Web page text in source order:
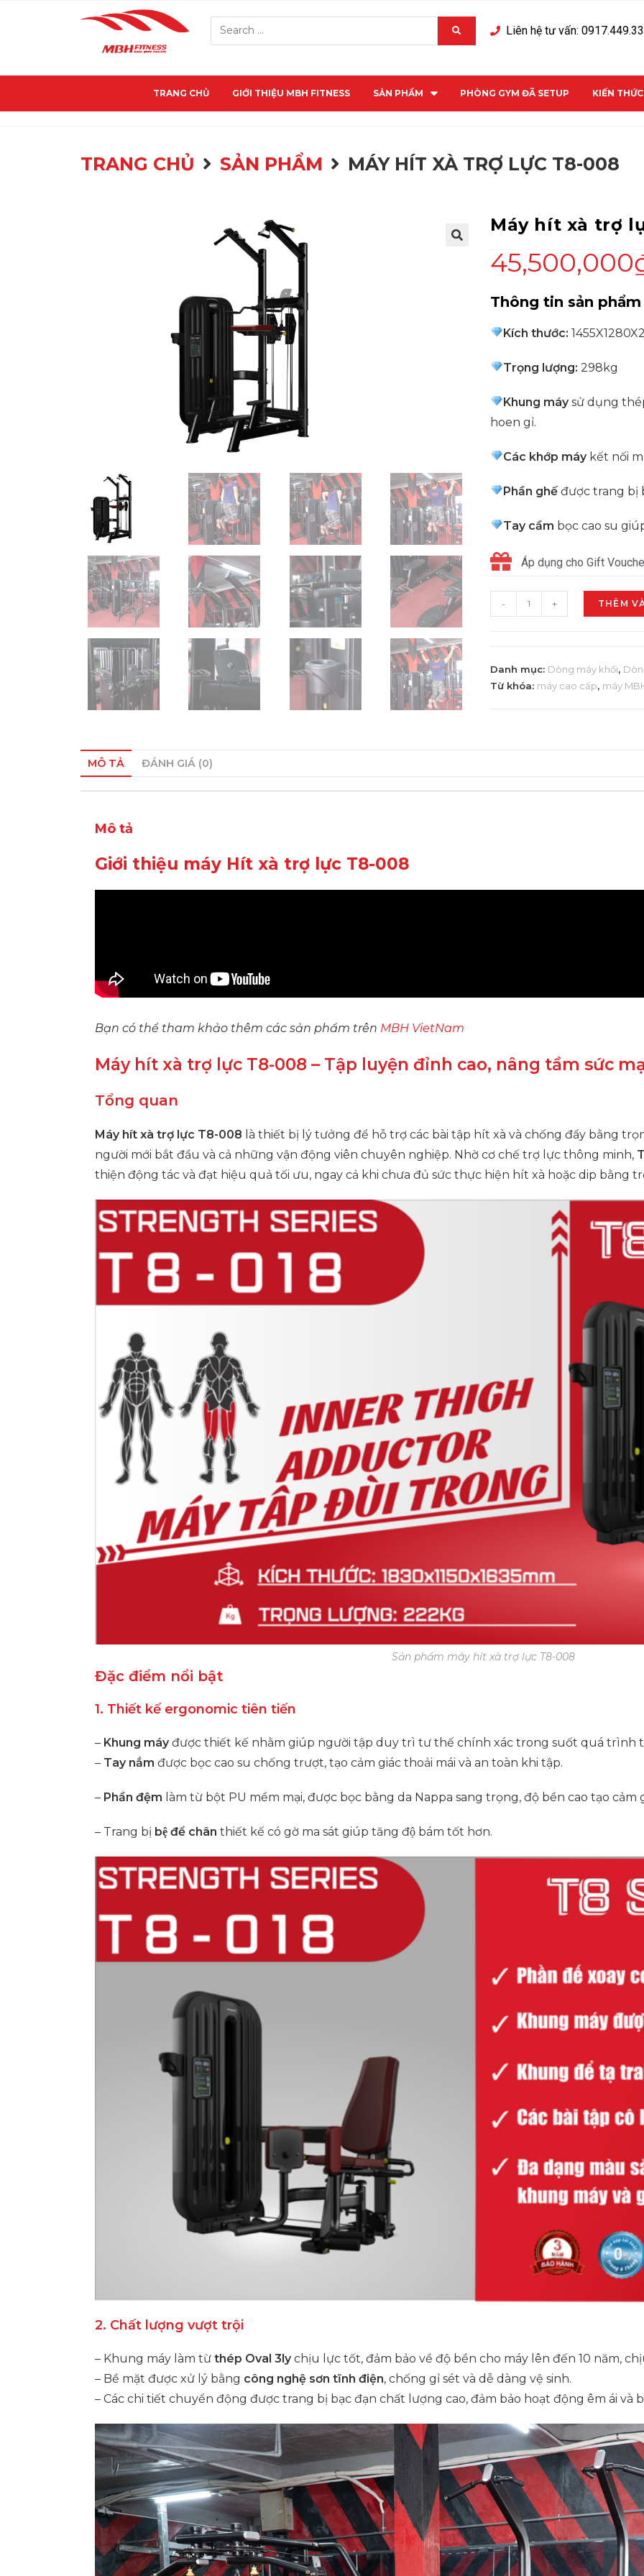
Liên hệ tư vấn:
TRANG CHỦ GIỚI THIỆU MBH FITNESS SẢN PHẨM PHÒNG GYM ĐÃ SETUP KIẾN
TRANG CHỦ SẢN PHẨM MÁY HÍT XÀ TRỢ LỰC T8-008
Máy hít xà trợ
45,500,000
Thông tin sản phẩm
Kích thước:
Trọng lượng:298kg
Khung máysử dụng
hoen gỉ.
Các khớp máykết nối
Phần ghếđược trang bị
Tay cầm bọc cao su
Áp dụng cho Gift
- + THÊM
Danh mục: Dòng máy khối,
Từ khóa: máy cao cấp, máy
MÔ TẢ ĐÁNH GIÁ (0)
Mô tả
Giới thiệu máy Hít xà trợ lực T8-008
Bạn có thể tham khảo thêm các sản phẩm trên MBH VietNam
Máy hít xà trợ lực T8-008 – Tập luyện đỉnh cao, nâng tầm sức
Tổng quan
Máy hít xà trợ lực T8-008 là thiết bị lý tưởng để hỗ trợ các bài tập hít xà và chống đẩy bằng
người mới bắt đầu và cả những vận động viên chuyên nghiệp. Nhờ cơ chế trợ lực thông minh,
thiện động tác và đạt hiệu quả tối ưu, ngay cả khi chưa đủ sức thực hiện hít xà hoặc dip bằng
Sản phẩm máy hít xà trợ lực T8-008
Đặc điểm nổi bật
1. Thiết kế ergonomic tiên tiến
– Khung máyđược thiết kế nhằm giúp người tập duy trì tư thế chính xác trong suốt quá trình
– Tay nắm được bọc cao su chống trượt, tạo cảm giác thoải mái và an toàn khi tập.
– Phần đệm làm từ bột PU mềm mại, được bọc bằng da Nappa sang trọng, độ bền cao tạo cảm
– Trang bị bệ để chân thiết kế có gờ ma sát giúp tăng độ bám tốt hơn.
2. Chất lượng vượt trội
– Khung máy làm từ thép Oval 3lychịu lực tốt, đảm bảo về độ bền cho máy lên đến 10 năm,
– Bề mặt được xử lý bằng công nghệ sơn tĩnh điện, chống gỉ sét và dễ dàng vệ sinh.
– Các chi tiết chuyển động được trang bị bạc đạn chất lượng cao, đảm bảo hoạt động êm ái và